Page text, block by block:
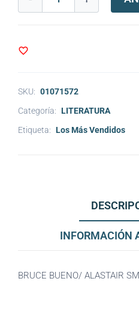
SKU: 01071572
Categoría: LITERATURA
Etiqueta: Los Más Vendidos
INFORMACIÓN
BRUCE BUENO/ ALASTAIR